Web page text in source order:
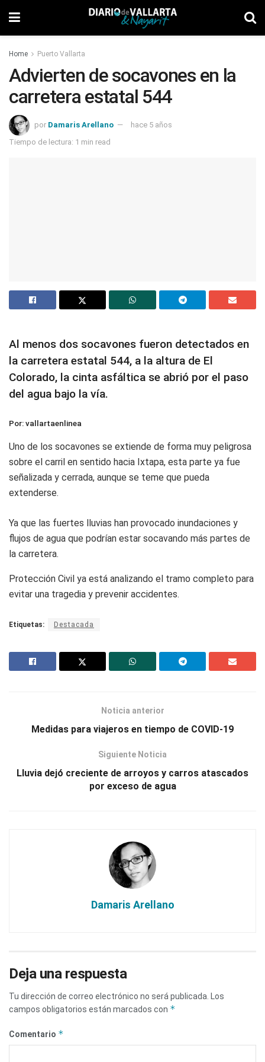
Home Puerto Vallarta
Advierten de socavones en la
carretera estatal 544
por Damaris Arellano
hace 5 años
Tiempo de lectura: 1 min read
Al menos dos socavones fueron detectados en
la carretera estatal 544, a la altura de El
Colorado, la cinta asfáltica se abrió por el paso
del agua bajo la vía.
Por: vallartaenlinea
Uno de los socavones se extiende de forma muy peligrosa
sobre el carril en sentido hacia Ixtapa, esta parte ya fue
señalizada y cerrada, aunque se teme que pueda
extenderse.
Ya que las fuertes lluvias han provocado inundaciones y
flujos de agua que podrían estar socavando más partes de
la carretera.
Protección Civil ya está analizando el tramo completo para
evitar una tragedia y prevenir accidentes.
Etiquetas: Destacada
Noticia anterior
Medidas para viajeros en tiempo de COVID-19
Siguiente Noticia
Lluvia dejó creciente de arroyos y carros atascados
por exceso de agua
Damaris Arellano
Deja una respuesta
Tu dirección de correo electrónico no será publicada.
Los
campos obligatorios están marcados con *
Comentario *